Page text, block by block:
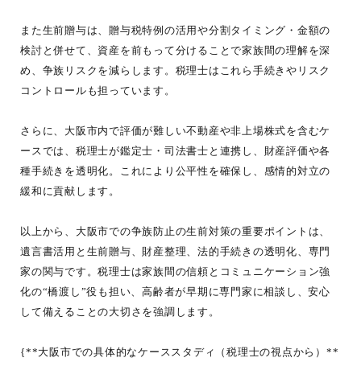
また生前贈与は、贈与税特例の活用や分割タイミング・金額の
検討と併せて、資産を前もって分けることで家族間の理解を深
め、争族リスクを減らします。税理士はこれら手続きやリスク
コントロールも担っています。
さらに、大阪市内で評価が難しい不動産や非上場株式を含むケ
ースでは、税理士が鑑定士・司法書士と連携し、財産評価や各
種手続きを透明化。これにより公平性を確保し、感情的対立の
緩和に貢献します。
以上から、大阪市での争族防止の生前対策の重要ポイントは、
遺言書活用と生前贈与、財産整理、法的手続きの透明化、専門
家の関与です。税理士は家族間の信頼とコミュニケーション強
化の“橋渡し”役も担い、高齢者が早期に専門家に相談し、安心
して備えることの大切さを強調します。
{**大阪市での具体的なケーススタディ（税理士の視点から）**